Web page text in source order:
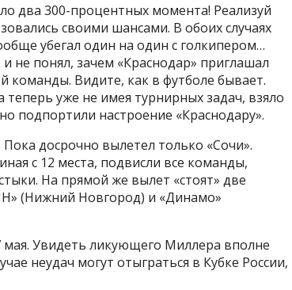
два 300-процентных момента! Реализуй
своими шансами. В обоих случаях
убегал один на один с голкипером…
не понял, зачем «Краснодар» приглашал
команды. Видите, как в футболе бывает.
уже не имея турнирных задач, взяло
подпортили настроение «Краснодару».
досрочно вылетел только «Сочи».
с 12 места, подвисли все команды,
На прямой же вылет «стоят» две
(Нижний Новгород) и «Динамо»
мая. Увидеть ликующего Миллера вполне
неудач могут отыграться в Кубке России,